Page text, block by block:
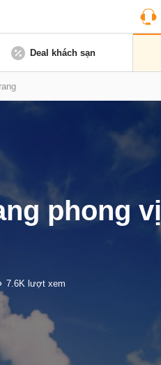
Deal khách sạn
phong
7.6K lượt xem